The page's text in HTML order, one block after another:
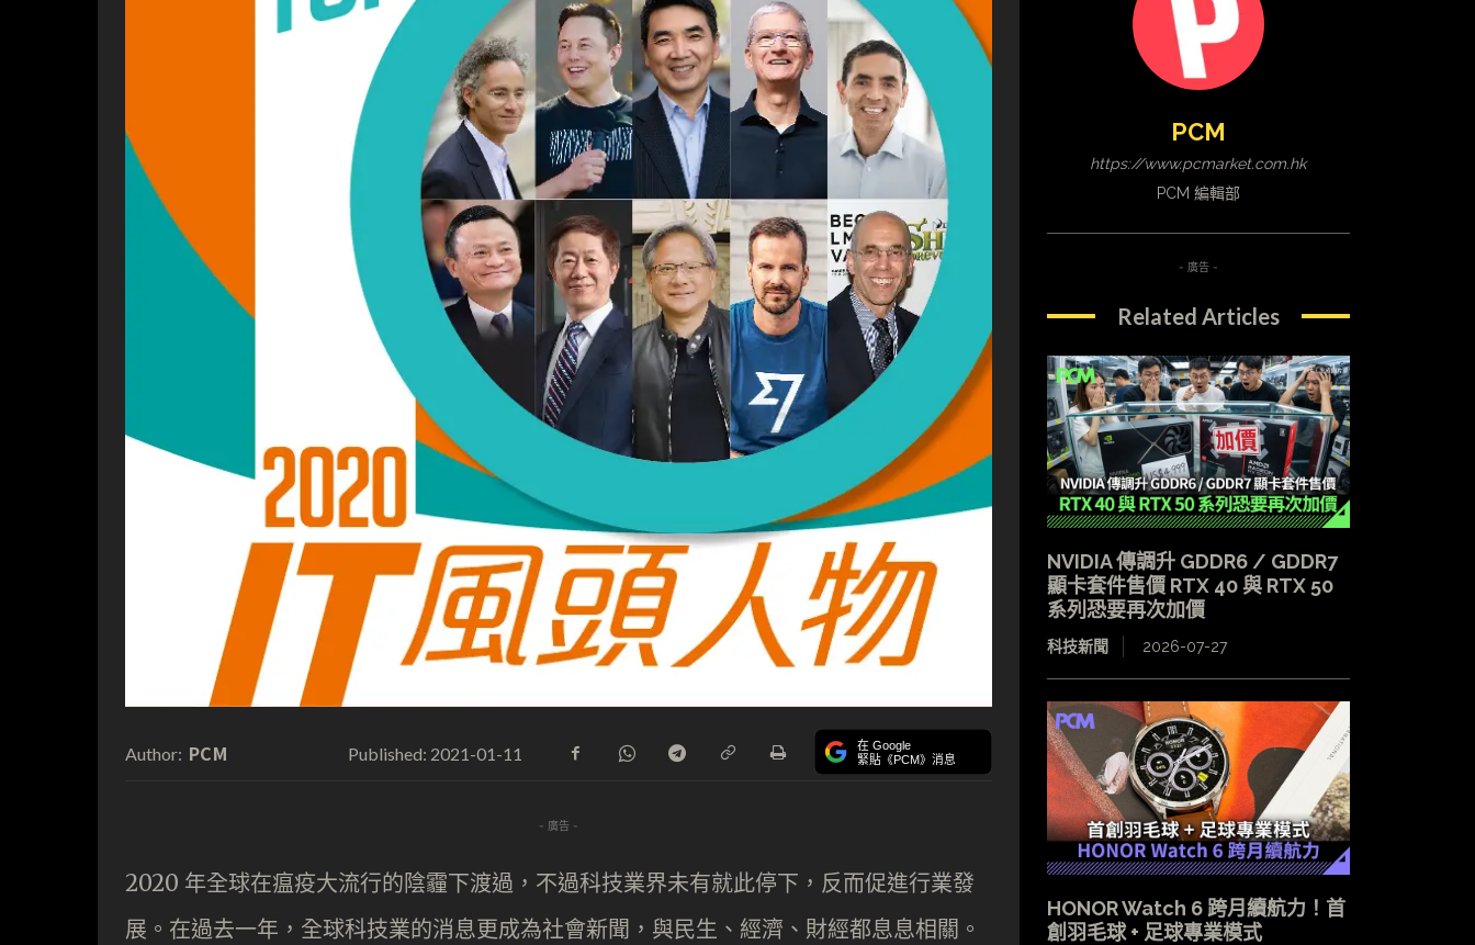
Author: PCM Published: 2021-01-11 在 Google
緊貼《PCM》消息
- 廣告 -
2020 年全球在瘟疫大流行的陰霾下渡過，不過科技業界未有就此停下，反而促進行業發
展。在過去一年，全球科技業的消息更成為社會新聞，與民生、經濟、財經都息息相關。
PCM
https://www.pcmarket.com.hk
PCM 編輯部
- 廣告 -
Related Articles
NVIDIA 傳調升 GDDR6 / GDDR7
顯卡套件售價 RTX 40 與 RTX 50
系列恐要再次加價
科技新聞 2026-07-27
HONOR Watch 6 跨月續航力！首
創羽毛球 + 足球專業模式